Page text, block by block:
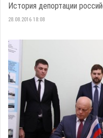
История депортации
28.08.2016 18:08